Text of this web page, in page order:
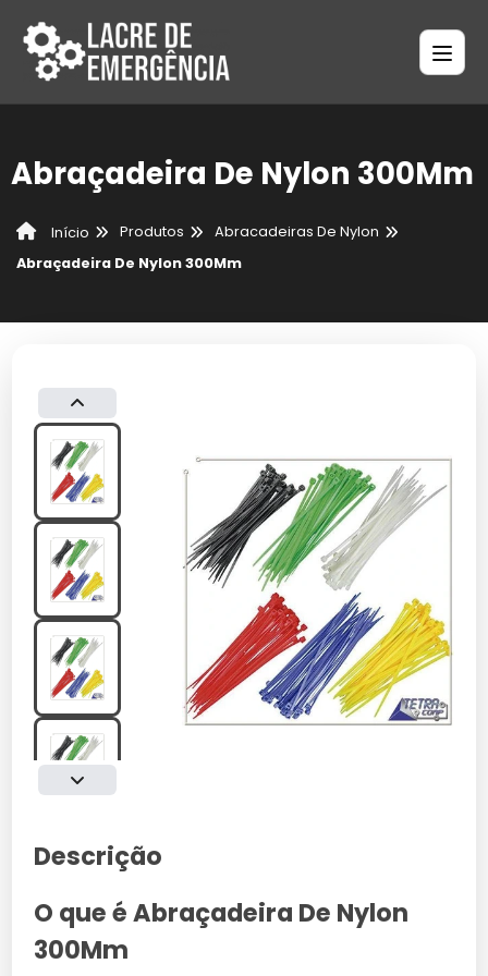
Abraçadeira De Nylon 300Mm
Início Produtos
Abracadeiras De Nylon
Abraçadeira De Nylon 300Mm
Descrição
O que é Abraçadeira De Nylon
300Mm